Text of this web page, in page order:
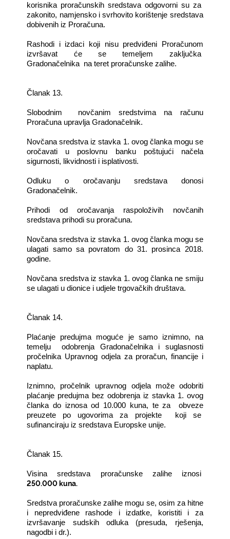
korisnika proračunskih sredstava odgovorni su za
zakonito, namjensko i svrhovito korištenje sredstava
dobivenih iz Proračuna.
Rashodi i izdaci koji nisu predviđeni Proračunom
izvršavat će se temeljem zaključka
Gradonačelnika na teret proračunske zalihe.
Članak 13.
Slobodnim novčanim sredstvima na računu
Proračuna upravlja Gradonačelnik.
Novčana sredstva iz stavka 1. ovog članka mogu se
oročavati u poslovnu banku poštujući načela
sigurnosti, likvidnosti i isplativosti.
Odluku o oročavanju sredstava donosi
Gradonačelnik.
Prihodi od oročavanja raspoloživih novčanih
sredstava prihodi su proračuna.
Novčana sredstva iz stavka 1. ovog članka mogu se
ulagati samo sa povratom do 31. prosinca 2018.
godine.
Novčana sredstva iz stavka 1. ovog članka ne smiju
se ulagati u dionice i udjele trgovačkih društava.
Članak 14.
Plaćanje predujma moguće je samo iznimno, na
temelju odobrenja Gradonačelnika i suglasnosti
pročelnika Upravnog odjela za proračun, financije i
naplatu.
Iznimno, pročelnik upravnog odjela može odobriti
plaćanje predujma bez odobrenja iz stavka 1. ovog
članka do iznosa od 10.000 kuna, te za obveze
preuzete po ugovorima za projekte koji se
sufinanciraju iz sredstava Europske unije.
Članak 15.
Visina sredstava proračunske zalihe iznosi
250.000 kuna.
Sredstva proračunske zalihe mogu se, osim za hitne
i nepredviđene rashode i izdatke, koristiti i za
izvršavanje sudskih odluka (presuda, rješenja,
nagodbi i dr.).